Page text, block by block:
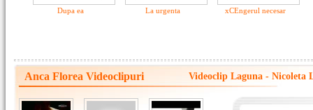
Dupa ea La urgenta xCEngerul necesar
Anca Florea Videoclipuri Videoclip Laguna - Nicoleta